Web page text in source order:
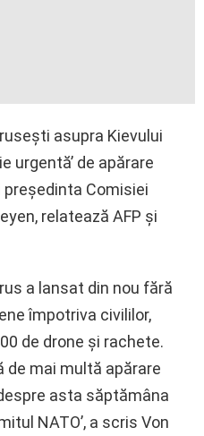
asupra Kievului
urgentă’ de apărare
Comisiei
relatează AFP și
a lansat din nou fără
împotriva civililor,
de drone și rachete.
de mai multă apărare
asta săptămâna
NATO’, a scris Von